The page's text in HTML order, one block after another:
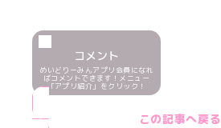
コメント
めいどりーみんアプリ会員になれ
ばコメントできます！メニュー
「アプリ紹介」をクリック！
この記事へ戻る